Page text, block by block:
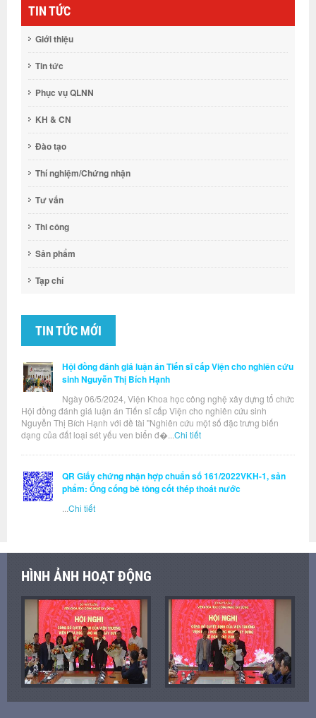
TIN TỨC
Giới thiệu
Tin tức
Phục vụ QLNN
KH & CN
Đào tạo
Thí nghiệm/Chứng nhận
Tư vấn
Thi công
Sản phẩm
Tạp chí
TIN TỨC MỚI
Hội đồng đánh giá luận án Tiến sĩ cấp Viện cho nghiên cứu
sinh Nguyễn Thị Bích Hạnh
Ngày 06/5/2024, Viện Khoa học công nghệ xây dựng tổ chức
Hội đồng đánh giá luận án Tiến sĩ cấp Viện cho nghiên cứu sinh
Nguyễn Thị Bích Hạnh với đề tài "Nghiên cứu một số đặc trưng biến
dạng của đất loại sét yếu ven biển đ�... Chi tiết
QR Giấy chứng nhận hợp chuẩn số 161/2022VKH-1, sản
phẩm: Ống cống bê tông cốt thép thoát nước
Chi tiết
HÌNH ẢNH HOẠT ĐỘNG